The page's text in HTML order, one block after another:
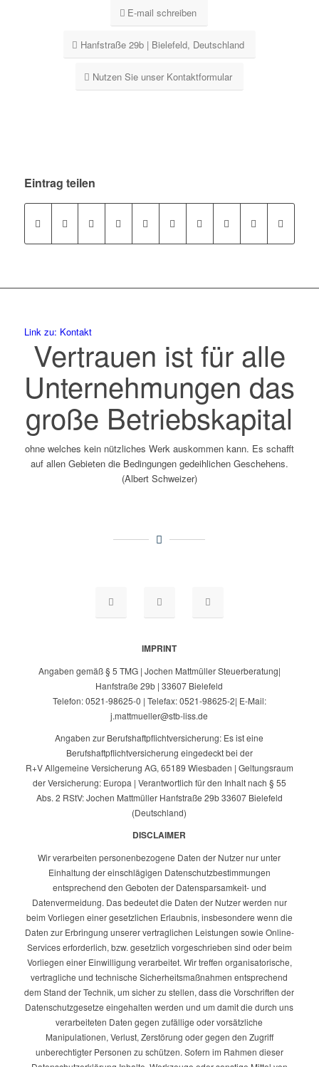
E-mail schreiben
Hanfstraße 29b | Bielefeld, Deutschland
Nutzen Sie unser Kontaktformular
Eintrag teilen
Link zu: Kontakt
Vertrauen ist für alle
Unternehmungen das
große Betriebskapital
ohne welches kein nützliches Werk auskommen kann. Es schafft
auf allen Gebieten die Bedingungen gedeihlichen Geschehens.
(Albert Schweizer)
IMPRINT
Angaben gemäß § 5 TMG | Jochen Mattmüller Steuerberatung|
Hanfstraße 29b | 33607 Bielefeld
Telefon: 0521-98625-0 | Telefax: 0521-98625-2| E-Mail:
j.mattmueller@stb-liss.de
Angaben zur Berufshaftpflichtversicherung: Es ist eine
Berufshaftpflichtversicherung eingedeckt bei der
R+V Allgemeine Versicherung AG, 65189 Wiesbaden | Geltungsraum
der Versicherung: Europa | Verantwortlich für den Inhalt nach § 55
Abs. 2 RStV: Jochen Mattmüller Hanfstraße 29b 33607 Bielefeld
(Deutschland)
DISCLAIMER
Wir verarbeiten personenbezogene Daten der Nutzer nur unter
Einhaltung der einschlägigen Datenschutzbestimmungen
entsprechend den Geboten der Datensparsamkeit- und
Datenvermeidung. Das bedeutet die Daten der Nutzer werden nur
beim Vorliegen einer gesetzlichen Erlaubnis, insbesondere wenn die
Daten zur Erbringung unserer vertraglichen Leistungen sowie Online-
Services erforderlich, bzw. gesetzlich vorgeschrieben sind oder beim
Vorliegen einer Einwilligung verarbeitet. Wir treffen organisatorische,
vertragliche und technische Sicherheitsmaßnahmen entsprechend
dem Stand der Technik, um sicher zu stellen, dass die Vorschriften der
Datenschutzgesetze eingehalten werden und um damit die durch uns
verarbeiteten Daten gegen zufällige oder vorsätzliche
Manipulationen, Verlust, Zerstörung oder gegen den Zugriff
unberechtigter Personen zu schützen. Sofern im Rahmen dieser